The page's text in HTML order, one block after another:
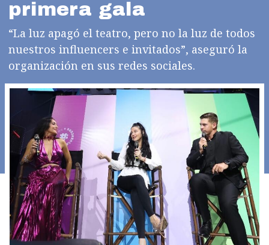
primera gala
“La luz apagó el teatro, pero no la luz de todos
nuestros influencers e invitados”, aseguró la
organización en sus redes sociales.